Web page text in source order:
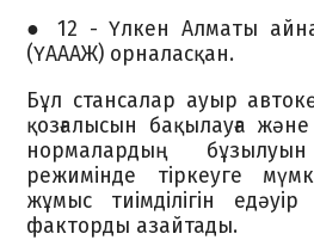
● 12 - Үлкен Алматы
(ҮАААЖ) орналасқан.
Бұл стансалар ауыр
қозғалысын бақылауға
нормалардың
режимінде тіркеуге
жұмыс тиімділігін
факторды азайтады.